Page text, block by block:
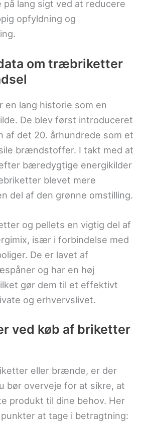
på lang sigt ved at reducere
opfyldning og
om træbriketter
lang historie som en
De blev først introduceret
af det 20. århundrede som et
brændstoffer. I takt med at
bæredygtige energikilder
blevet mere
del af den grønne omstilling.
og pellets en vigtig del af
især i forbindelse med
De er lavet af
og har en høj
gør dem til et effektivt
og erhvervslivet.
ved køb af briketter
eller brænde, er der
bør overveje for at sikre, at
produkt til dine behov. Her
at tage i betragtning: